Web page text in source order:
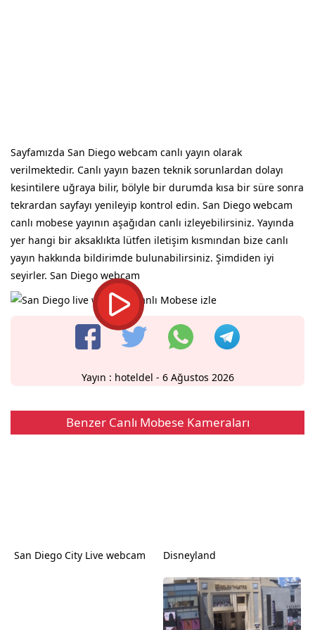
Sayfamızda San Diego webcam canlı yayın olarak
verilmektedir. Canlı yayın bazen teknik sorunlardan dolayı
kesintilere uğraya bilir, bölyle bir durumda kısa bir süre sonra
tekrardan sayfayı yenileyip kontrol edin. San Diego webcam
canlı mobese yayının aşağıdan canlı izleyebilirsiniz. Yayında
yer hangi bir aksaklıkta lütfen iletişim kısmından bize canlı
yayın hakkında bildirimde bulunabilirsiniz. Şimdiden iyi
seyirler. San Diego webcam
Yayın : hoteldel - 6 Ağustos 2026
Benzer Canlı Mobese Kameraları
San Diego City Live webcam Disneyland